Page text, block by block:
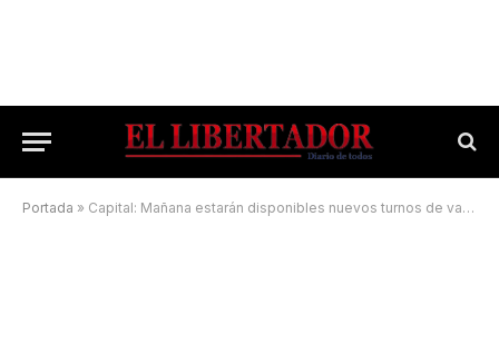
Portada » Capital: Mañana estarán disponibles nuevos turnos de vacunación para mayores de 18